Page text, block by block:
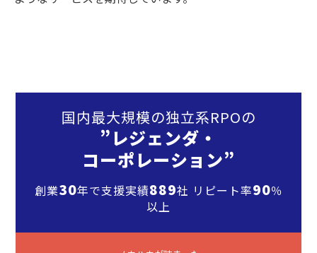
国内最大規模の独立系RPOの
”レジェンダ・
コーポレーション”
創業30年で支援実績889社 リピート率90％
以上